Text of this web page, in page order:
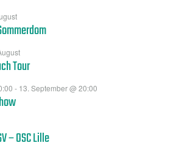
Tour
- 13. September @ 20:00
– OSC Lille